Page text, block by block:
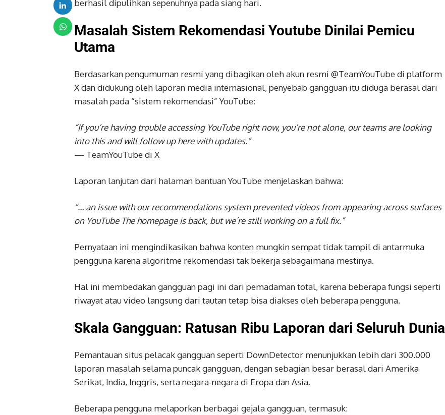
berhasil dipulihkan sepenuhnya pada siang hari.
Masalah Sistem Rekomendasi Youtube Dinilai Pemicu
Utama
Berdasarkan pengumuman resmi yang dibagikan oleh akun resmi @TeamYouTube di platform
X dan didukung oleh laporan media internasional, penyebab gangguan itu diduga berasal dari
masalah pada “sistem rekomendasi” YouTube:
“If you’re having trouble accessing YouTube right now, you’re not alone, our teams are looking
into this and will follow up here with updates.”
— TeamYouTube di X
Laporan lanjutan dari halaman bantuan YouTube menjelaskan bahwa:
“… an issue with our recommendations system prevented videos from appearing across surfaces
on YouTube The homepage is back, but we’re still working on a full fix.”
Pernyataan ini mengindikasikan bahwa konten mungkin sempat tidak tampil di antarmuka
pengguna karena algoritme rekomendasi tak bekerja sebagaimana mestinya.
Hal ini membedakan gangguan pagi ini dari pemadaman total, karena beberapa fungsi seperti
riwayat atau video langsung dari tautan tetap bisa diakses oleh beberapa pengguna.
Skala Gangguan: Ratusan Ribu Laporan dari Seluruh Dunia
Pemantauan situs pelacak gangguan seperti DownDetector menunjukkan lebih dari 300.000
laporan masalah selama puncak gangguan, dengan sebagian besar berasal dari Amerika
Serikat, India, Inggris, serta negara-negara di Eropa dan Asia.
Beberapa pengguna melaporkan berbagai gejala gangguan, termasuk: